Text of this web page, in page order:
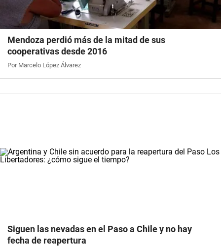
Mendoza perdió más de la mitad de sus
cooperativas desde 2016
Por Marcelo López Álvarez
Siguen las nevadas en el Paso a Chile y no hay
fecha de reapertura